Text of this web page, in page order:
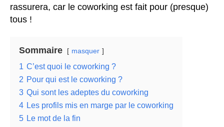
rassurera, car le coworking est fait pour (presque)
tous !
Sommaire masquer
1 C’est quoi le coworking ?
2 Pour qui est le coworking ?
3 Qui sont les adeptes du coworking
4 Les profils mis en marge par le coworking
5 Le mot de la fin